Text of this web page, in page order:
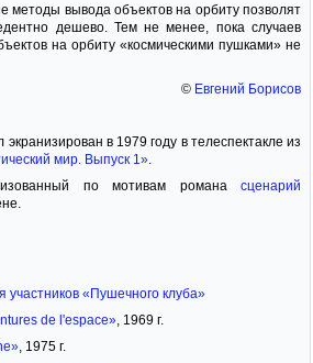
методы вывода объектов на орбиту позволят
дешево. Тем не менее, пока случаев
на орбиту «космическими пушками» не
© Евгений Борисов
в 1979 году в телеспектакле из
мир. Выпуск 1».
по мотивам романа сценарий
участников «Пушечного клуба»
de l'espace», 1969 г.
, 1975 г.